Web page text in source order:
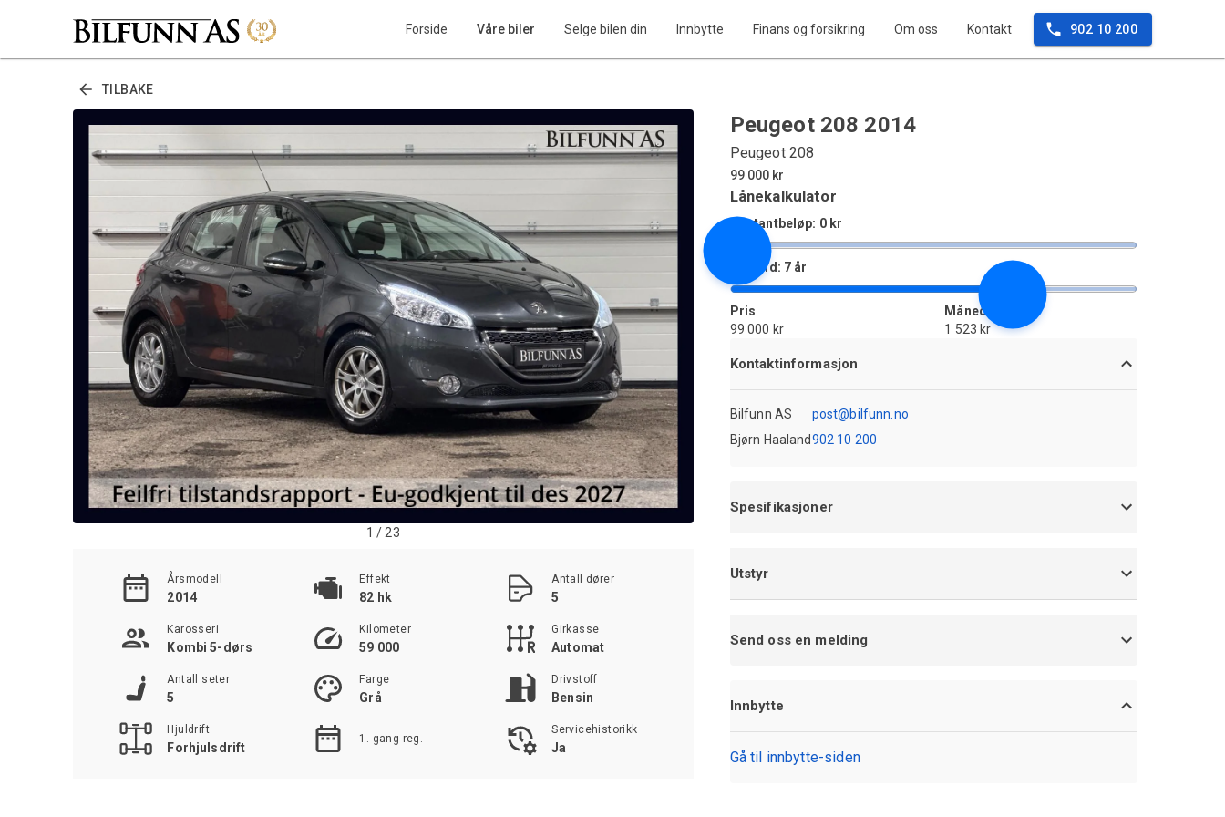
Forside Våre biler Selge bilen din Innbytte Finans og forsikring Om oss Kontakt 902 10 200
TILBAKE
1 / 23
Årsmodell
2014
Effekt
82 hk
Antall dører
5
Karosseri
Kombi 5-dørs
Kilometer
59 000
Girkasse
Automat
Antall seter
5
Farge
Grå
Drivstoff
Bensin
Hjuldrift
Forhjulsdrift
1. gang reg.
Servicehistorikk
Ja
Peugeot 208 2014
Peugeot 208
99 000 kr
Lånekalkulator
Kontantbeløp: 0 kr
Løpetid: 7 år
Pris
99 000 kr
Månedlig
1 523 kr
Kontaktinformasjon
Bilfunn AS
Bjørn Haaland
post@bilfunn.no
902 10 200
Spesifikasjoner
Utstyr
Send oss en melding
Innbytte
Gå til innbytte-siden